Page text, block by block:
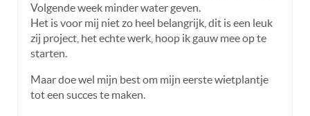
Volgende week minder water geven.
Het is voor mij niet zo heel belangrijk, dit is een leuk
zij project, het echte werk, hoop ik gauw mee op te
starten.
Maar doe wel mijn best om mijn eerste wietplantje
tot een succes te maken.